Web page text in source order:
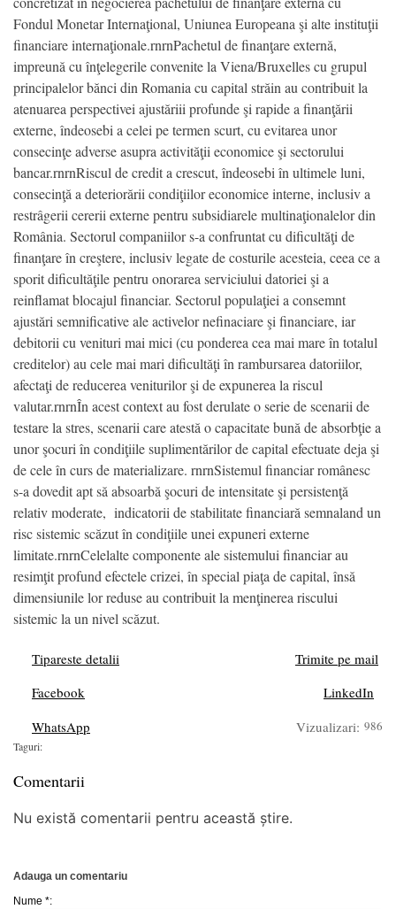
Fondul Monetar Internaţional, Uniunea Europeana şi alte instituţii
financiare internaţionale.rnrnPachetul de finanţare externă,
impreună cu înţelegerile convenite la Viena/Bruxelles cu grupul
principalelor bănci din Romania cu capital străin au contribuit la
atenuarea perspectivei ajustăriii profunde şi rapide a finanţării
externe, îndeosebi a celei pe termen scurt, cu evitarea unor
consecinţe adverse asupra activităţii economice şi sectorului
bancar.rnrnRiscul de credit a crescut, îndeosebi în ultimele luni,
consecinţă a deteriorării condiţiilor economice interne, inclusiv a
restrâgerii cererii externe pentru subsidiarele multinaţionalelor din
România. Sectorul companiilor s-a confruntat cu dificultăţi de
finanţare în creştere, inclusiv legate de costurile acesteia, ceea ce a
sporit dificultăţile pentru onorarea serviciului datoriei şi a
reinflamat blocajul financiar. Sectorul populaţiei a consemnt
ajustări semnificative ale activelor nefinaciare şi financiare, iar
debitorii cu venituri mai mici (cu ponderea cea mai mare în totalul
creditelor) au cele mai mari dificultăţi în rambursarea datoriilor,
afectaţi de reducerea veniturilor şi de expunerea la riscul
valutar.rnrnÎn acest context au fost derulate o serie de scenarii de
testare la stres, scenarii care atestă o capacitate bună de absorbţie a
unor şocuri în condiţiile suplimentărilor de capital efectuate deja şi
de cele în curs de materializare. rnrnSistemul financiar românesc
s-a dovedit apt să absoarbă şocuri de intensitate şi persistenţă
relativ moderate, indicatorii de stabilitate financiară semnaland un
risc sistemic scăzut în condiţiile unei expuneri externe
limitate.rnrnCelelalte componente ale sistemului financiar au
resimţit profund efectele crizei, în special piaţa de capital, însă
dimensiunile lor reduse au contribuit la menţinerea riscului
sistemic la un nivel scăzut.
Tipareste detalii
Trimite pe mail
Facebook
LinkedIn
WhatsApp
Vizualizari: 986
Taguri:
Comentarii
Nu există comentarii pentru această știre.
Adauga un comentariu
Nume *: